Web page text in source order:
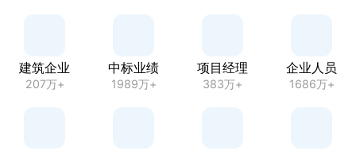
建筑企业
207万+
中标业绩
1989万+
项目经理
383万+
企业人员
1686万+